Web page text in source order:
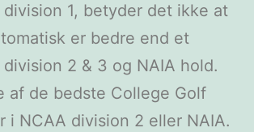
division 1, betyder det ikke at
er bedre end et
division 2 & 3 og NAIA hold.
af de bedste College Golf
i NCAA division 2 eller NAIA.